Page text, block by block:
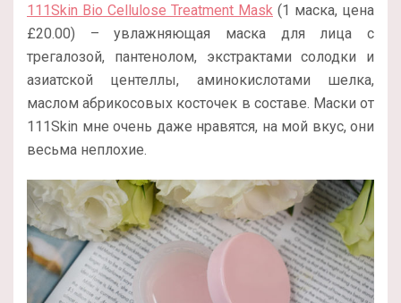
111Skin Bio Cellulose Treatment Mask (1 маска, цена
£20.00) – увлажняющая маска для лица с
трегалозой, пантенолом, экстрактами солодки и
азиатской центеллы, аминокислотами шелка,
маслом абрикосовых косточек в составе. Маски от
111Skin мне очень даже нравятся, на мой вкус, они
весьма неплохие.